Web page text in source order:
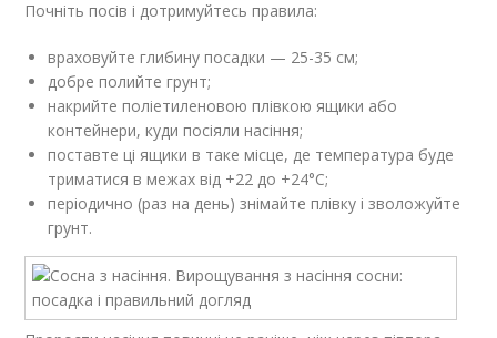
Почніть посів і дотримуйтесь правила:
враховуйте глибину посадки — 25-35 см;
добре полийте грунт;
накрийте поліетиленовою плівкою ящики або
контейнери, куди посіяли насіння;
поставте ці ящики в таке місце, де температура буде
триматися в межах від +22 до +24°С;
періодично (раз на день) знімайте плівку і зволожуйте
грунт.